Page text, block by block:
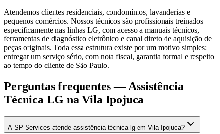
Atendemos clientes residenciais, condomínios, lavanderias e
pequenos comércios. Nossos técnicos são profissionais treinados
especificamente nas linhas LG, com acesso a manuais técnicos,
ferramentas de diagnóstico eletrônico e canal direto de aquisição de
peças originais. Toda essa estrutura existe por um motivo simples:
entregar um serviço sério, com nota fiscal, garantia formal e respeito
ao tempo do cliente de São Paulo.
Perguntas frequentes —Assistência
Técnica LG na Vila Ipojuca
A SP Services atende assistência técnica lg em Vila Ipojuca?